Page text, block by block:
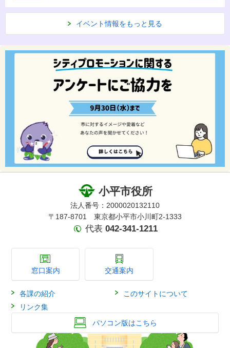
イベント情報をもっと見る
小平市役所
法人番号：2000020132110
〒187-8701 東京都小平市小川町2-1333
代表 042-341-1211
窓口案内 交通案内
各課の紹介
このサイトについて
リンク集
パソコン版はこちら